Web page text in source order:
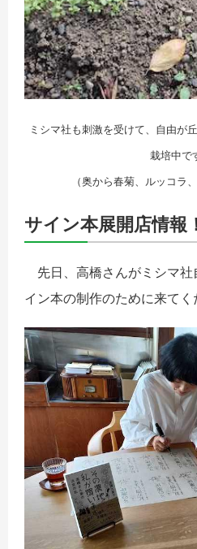
ミシマ社も刺激を受けて、自由が
栽培中で
（奥から春菊、ルッコラ
サイン本展開店情報！
先日、高橋さんがミシマ社
イン本の制作のために来てく